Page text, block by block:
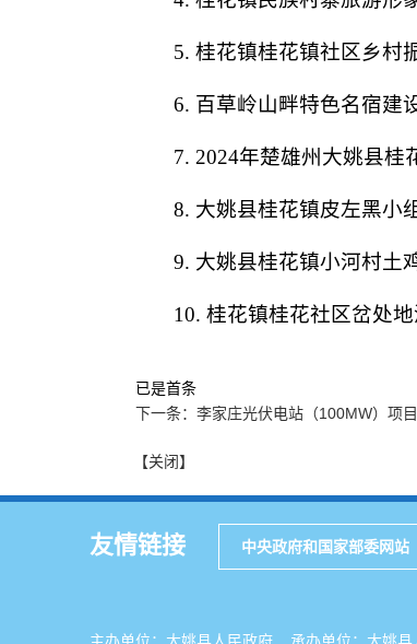
5. 桂花镇桂花镇社区乡村
6. 百草岭山畔特色名宿建
7. 2024年楚雄州大姚县桂
8. 大姚县桂花镇皮左黑小
9. 大姚县桂花镇小河村土
10. 桂花镇桂花社区岔处
已是首条
下一条：李家庄光伏电站（100MW）项
【关闭】
友情链接 中央政府和国家部委网站